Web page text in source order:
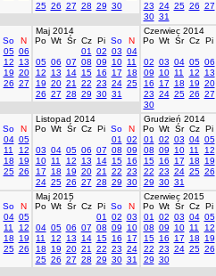
25 26 27 28 29 30
23 24 25 26 27
30 31
So
N
05 06
12
13
19 20
26 27
Maj 2014
Po Wt Śr Cz Pi So
N
01
02 03 04
05 06 07 08 09 10 11
12
13 14 15 16 17
18
19 20 21 22 23 24 25
26 27 28 29 30 31
Czerwiec 2014
Po Wt Śr Cz Pi
02 03 04 05 06
09
10 11 12 13
16
17 18 19 20
23 24 25 26 27
30
So
N
04 05
11
12
18
19
25 26
Listopad 2014
Po Wt Śr Cz Pi So
N
01
02
03 04 05 06 07 08 09
10 11 12 13 14 15 16
17
18 19 20 21 22 23
24 25 26 27 28 29 30
Grudzień 2014
Po Wt Śr Cz Pi
01
02 03 04 05
08 09 10 11 12
15 16 17 18 19
22 23 24 25 26
29 30 31
So
N
04 05
11
12
18
19
25 26
Maj 2015
Po Wt Śr Cz Pi So
N
01
02 03
04 05 06 07 08 09
10
11
12 13 14 15 16
17
18
19 20 21 22 23 24
25 26 27 28 29 30 31
Czerwiec 2015
Po Wt Śr Cz Pi
01
02 03 04 05
08 09 10 11 12
15 16 17 18 19
22 23 24 25 26
29 30